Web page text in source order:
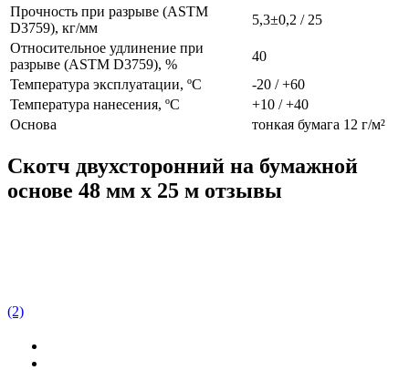
Прочность при разрыве (ASTM
D3759), кг/мм
5,3±0,2 / 25
Относительное удлинение при
разрыве (ASTM D3759), %
40
Температура эксплуатации, ºС
-20 / +60
Температура нанесения, ºС
+10 / +40
Основа
тонкая бумага 12 г/м²
Скотч двухсторонний на бумажной
основе 48 мм x 25 м отзывы
(2)